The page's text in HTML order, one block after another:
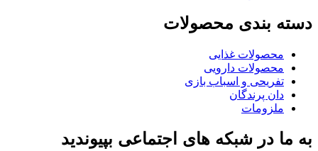
دسته بندی محصولات
محصولات غذایی
محصولات دارویی
تفریحی و اسباب بازی
دان پرندگان
ملزومات
به ما در شبکه های اجتماعی بپیوندید